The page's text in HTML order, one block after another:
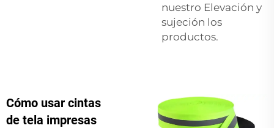
nuestro Elevación y
sujeción los
productos.
Cómo usar cintas
de tela impresas